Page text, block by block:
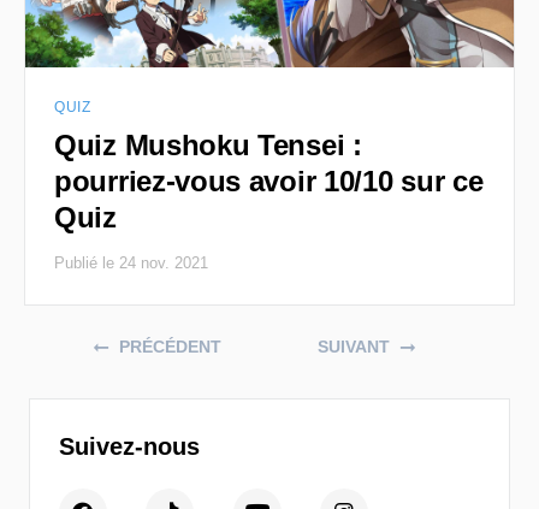
QUIZ
Quiz Mushoku Tensei :
pourriez-vous avoir 10/10 sur ce
Quiz
Publié le 24 nov. 2021
Posts navigation
PRÉCÉDENT SUIVANT
Suivez-nous